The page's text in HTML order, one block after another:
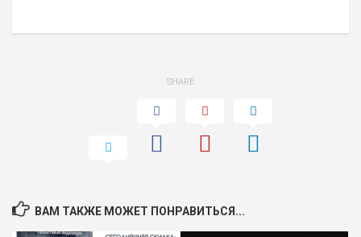
SHARE
ВАМ ТАКЖЕ МОЖЕТ ПОНРАВИТЬСЯ...